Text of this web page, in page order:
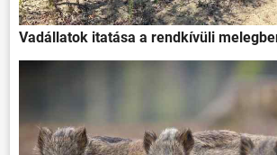
Vadállatok itatása a rendkívüli